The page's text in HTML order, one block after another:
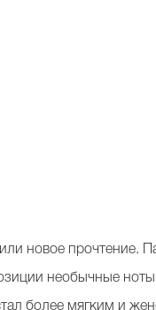
новое
необычные
более мягким и